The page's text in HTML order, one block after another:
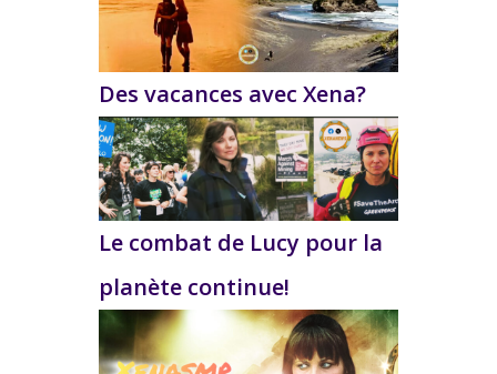
Des vacances avec Xena?
Le combat de Lucy pour la
planète continue!